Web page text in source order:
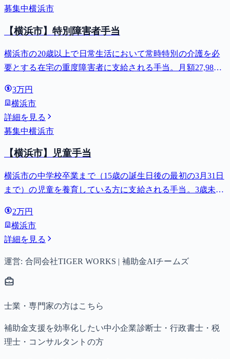
募集中横浜市
【横浜市】特別障害者手当
横浜市の20歳以上で日常生活において常時特別の介護を必
要とする在宅の重度障害者に支給される手当。月額27,980
3万円
横浜市
詳細を見る
募集中横浜市
【横浜市】児童手当
横浜市の中学校卒業まで（15歳の誕生日後の最初の3月31日
まで）の児童を養育している方に支給される手当。3歳未満
子以降は15,000円）、中学生は月額10,000円。
2万円
横浜市
詳細を見る
運営: 合同会社TIGER WORKS | 補助金AIチームズ
士業・専門家の方はこちら
補助金支援を効率化したい中小企業診断士・行政書士・税
理士・コンサルタントの方